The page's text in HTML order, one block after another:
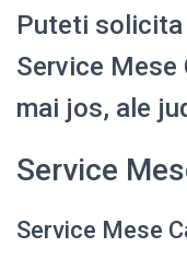
Puteti
Service
mai jos, ale
Service
Service Mese